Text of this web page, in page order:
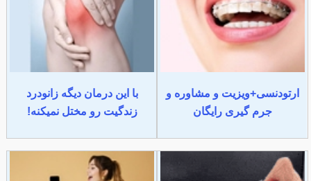
ارتودنسی+ویزیت و مشاوره و
جرم گیری رایگان
با این درمان دیگه زانودرد
زندگیت رو مختل نمیکنه!